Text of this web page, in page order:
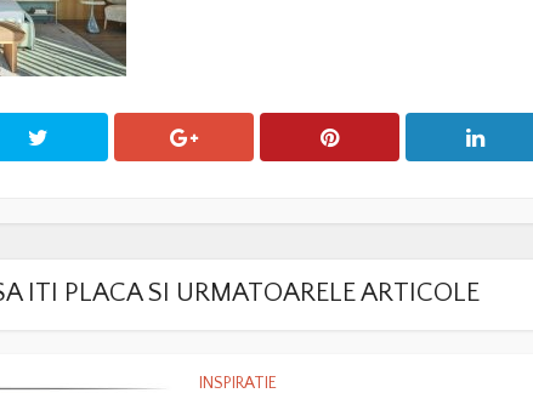
ITI PLACA SI URMATOARELE ARTICOLE
INSPIRATIE